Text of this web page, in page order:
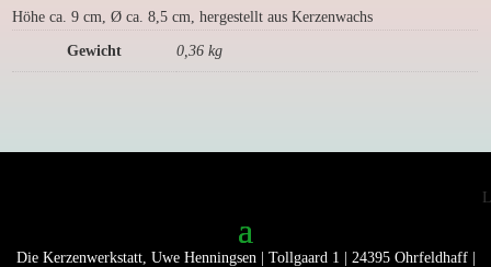
you
Höhe ca. 9 cm, Ø ca. 8,5 cm, hergestellt aus Kerzenwachs
Gewicht 0,36 kg
Die Kerzenwerkstatt, Uwe Henningsen | Tollgaard 1 | 24395 Ohrfeldhaff |